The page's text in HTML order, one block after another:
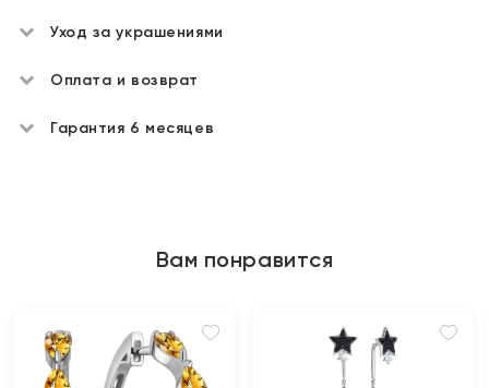
Уход за украшениями
Оплата и возврат
Гарантия 6 месяцев
Вам понравится